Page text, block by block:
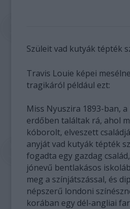
Szüleit vad kutyák tépték
Travis Louie képei
tragikáról például ezt:
Miss Nyuszira 1893-ban,
erdőben találtak rá, ahol
kóborolt, elveszett
anyját vad kutyák tépték
fogadta egy gazdag
jónevű bentlakásos
meg a színjátszással, és
népszerű londoni
korában egy dél-angliai